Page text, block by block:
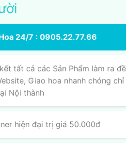
24/7 : 0905.22.77.66
tất cả các Sản Phẩm làm ra
Giao hoa nhanh chóng chỉ
Nội thành
hiện đại trị giá 50.000đ